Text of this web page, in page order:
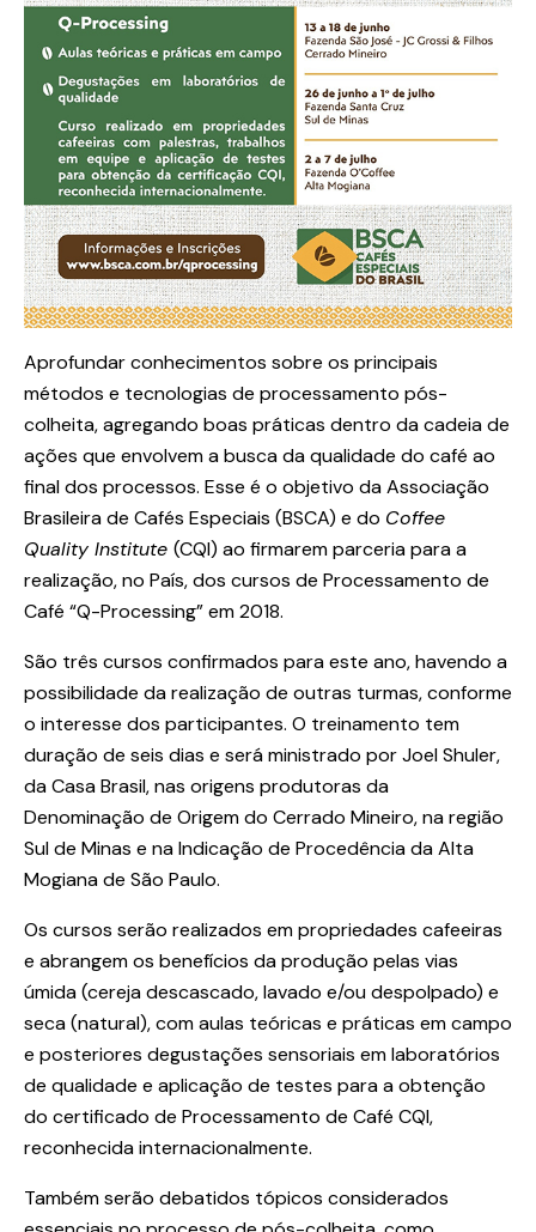
Aprofundar conhecimentos sobre os principais
métodos e tecnologias de processamento pós-
colheita, agregando boas práticas dentro da cadeia de
ações que envolvem a busca da qualidade do café ao
final dos processos. Esse é o objetivo da Associação
Brasileira de Cafés Especiais (BSCA) e do Coffee
Quality Institute (CQI) ao firmarem parceria para a
realização, no País, dos cursos de Processamento de
Café “Q-Processing” em 2018.
São três cursos confirmados para este ano, havendo a
possibilidade da realização de outras turmas, conforme
o interesse dos participantes. O treinamento tem
duração de seis dias e será ministrado por Joel Shuler,
da Casa Brasil, nas origens produtoras da
Denominação de Origem do Cerrado Mineiro, na região
Sul de Minas e na Indicação de Procedência da Alta
Mogiana de São Paulo.
Os cursos serão realizados em propriedades cafeeiras
e abrangem os benefícios da produção pelas vias
úmida (cereja descascado, lavado e/ou despolpado) e
seca (natural), com aulas teóricas e práticas em campo
e posteriores degustações sensoriais em laboratórios
de qualidade e aplicação de testes para a obtenção
do certificado de Processamento de Café CQI,
reconhecida internacionalmente.
Também serão debatidos tópicos considerados